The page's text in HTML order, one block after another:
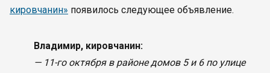
кировчанин» появилось следующее объявление.
Владимир, кировчанин:
— 11-го октября в районе домов 5 и 6 по улице